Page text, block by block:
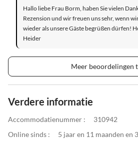
Hallo liebe Frau Borm, haben Sie vielen
Rezension und wir freuen uns sehr, wenn
wieder als unsere Gäste begrüßen dürfen!
Heider
Meer beoordelingen
Verdere informatie
Accommodatienummer :
310942
Online sinds :
5 jaar en 11 maanden en